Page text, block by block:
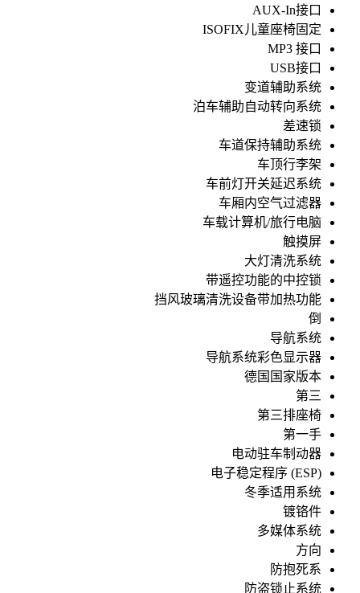
AUX-In接口
ISOFIX儿童座椅固定
MP3 接口
USB接口
变道辅助系统
泊车辅助自动转向系统
差速锁
车道保持辅助系统
车顶行李架
车前灯开关延迟系统
车厢内空气过滤器
车载计算机/旅行电脑
触摸屏
大灯清洗系统
带遥控功能的中控锁
挡风玻璃清洗设备带加热功能
倒
导航系统
导航系统彩色显示器
德国国家版本
第三
第三排座椅
第一手
电动驻车制动器
电子稳定程序 (ESP)
冬季适用系统
镀铬件
多媒体系统
方向
防抱死系
防盗锁止系统